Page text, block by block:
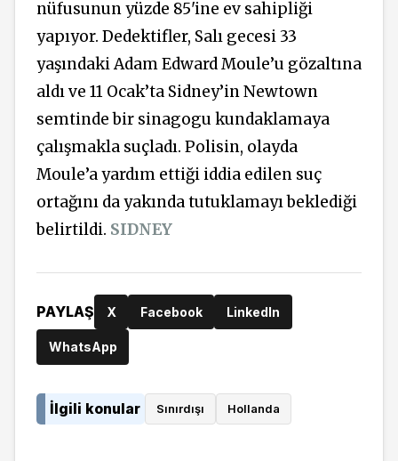
nüfusunun yüzde 85'ine ev sahipliği
yapıyor. Dedektifler, Salı gecesi 33
yaşındaki Adam Edward Moule’u gözaltına
aldı ve 11 Ocak’ta Sidney’in Newtown
semtinde bir sinagogu kundaklamaya
çalışmakla suçladı. Polisin, olayda
Moule’a yardım ettiği iddia edilen suç
ortağını da yakında tutuklamayı beklediği
belirtildi. SIDNEY
PAYLAŞ X Facebook LinkedIn
WhatsApp
İlgili konular Sınırdışı Hollanda